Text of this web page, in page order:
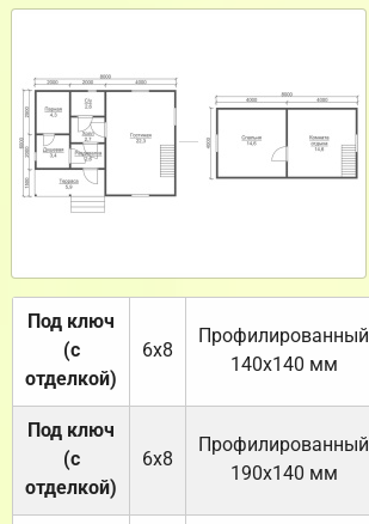
Под ключ
(с
отделкой)
6х8
Профилированный
140х140 мм
Под ключ
(с
отделкой)
6х8
Профилированный
190х140 мм